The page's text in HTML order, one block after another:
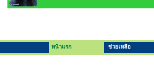
หน้าแรก ช่วยเหลือ